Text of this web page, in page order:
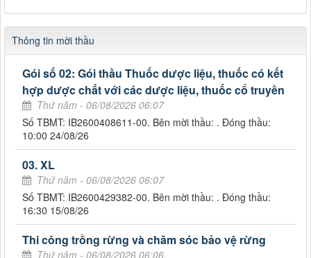
Thông tin mời thầu
Gói số 02: Gói thầu Thuốc dược liệu, thuốc có kết
hợp dược chất với các dược liệu, thuốc cổ truyền
Thứ năm - 06/08/2026 06:07
Số TBMT: IB2600408611-00. Bên mời thầu: . Đóng thầu:
10:00 24/08/26
03. XL
Thứ năm - 06/08/2026 06:07
Số TBMT: IB2600429382-00. Bên mời thầu: . Đóng thầu:
16:30 15/08/26
Thi công trồng rừng và chăm sóc bảo vệ rừng
Thứ năm - 06/08/2026 06:06